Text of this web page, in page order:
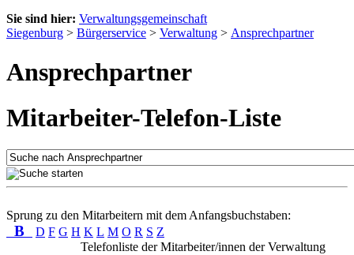
Sie sind hier: Verwaltungsgemeinschaft
Siegenburg > Bürgerservice > Verwaltung > Ansprechpartner
Ansprechpartner
Mitarbeiter-Telefon-Liste
Sprung zu den Mitarbeitern mit dem Anfangsbuchstaben:
B D F G H K L M O R S Z
Telefonliste der Mitarbeiter/innen der Verwaltung